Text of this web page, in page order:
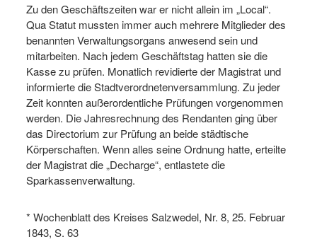
Zu den Geschäftszeiten war er nicht allein im „Local“.
Qua Statut mussten immer auch mehrere Mitglieder des
benannten Verwaltungsorgans anwesend sein und
mitarbeiten. Nach jedem Geschäftstag hatten sie die
Kasse zu prüfen. Monatlich revidierte der Magistrat und
informierte die Stadtverordnetenversammlung. Zu jeder
Zeit konnten außerordentliche Prüfungen vorgenommen
werden. Die Jahresrechnung des Rendanten ging über
das Directorium zur Prüfung an beide städtische
Körperschaften. Wenn alles seine Ordnung hatte, erteilte
der Magistrat die „Decharge“, entlastete die
Sparkassenverwaltung.
* Wochenblatt des Kreises Salzwedel, Nr. 8, 25. Februar
1843, S. 63